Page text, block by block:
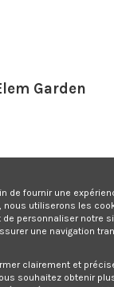
Garden
de fournir une
nous utiliserons les
personnaliser notre
une navigation
clairement et
souhaitez obtenir